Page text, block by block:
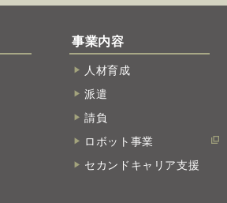
事業内容
人材育成
派遣
請負
ロボット事業
セカンドキャリア支援